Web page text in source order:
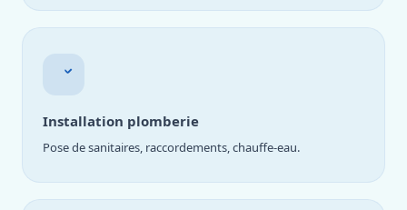
Installation plomberie
Pose de sanitaires, raccordements, chauffe-eau.